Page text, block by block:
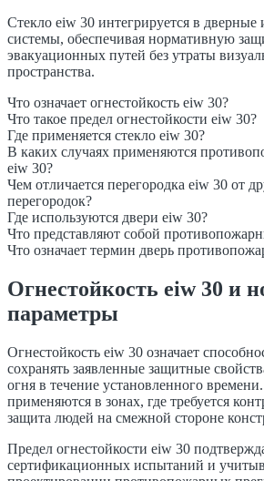
Стекло eiw 30 интегрируется в дверные
системы, обеспечивая нормативную
эвакуационных путей без утраты
пространства.
Что означает огнестойкость eiw 30?
Что такое предел огнестойкости eiw 30?
Где применяется стекло eiw 30?
В каких случаях применяются
eiw 30?
Чем отличается перегородка eiw 30 от
перегородок?
Где используются двери eiw 30?
Что представляют собой
Что означает термин дверь
Огнестойкость eiw 30 и
параметры
Огнестойкость eiw 30 означает
сохранять заявленные защитные
огня в течение установленного
применяются в зонах, где требуется
защита людей на смежной стороне
Предел огнестойкости eiw 30
сертификационных испытаний и